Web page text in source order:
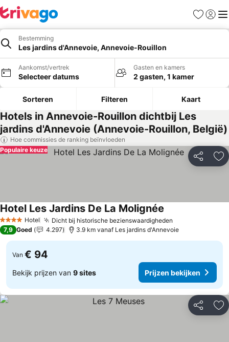
Favorieten
Bestemming
Les jardins d'Annevoie, Annevoie-Rouillon
Aankomst/vertrek
Selecteer datums
Gasten en kamers
2 gasten, 1 kamer
Sorteren Filteren Kaart
Hotels in Annevoie-Rouillon dichtbij Les
jardins d'Annevoie (Annevoie-Rouillon, België)
Hoe commissies de ranking beïnvloeden
Delen
Populaire keuze
4 SterrenHotel Dicht bij historische bezienswaardigheden
Hotel Les Jardins De La Molignée
7,9 Goed 4.297 3.9 km vanaf Les jardins d'Annevoie
Van € 94
Bekijk prijzen van 9 sites Prijzen bekijken
Delen